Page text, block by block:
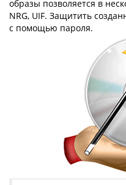
образы позволяется в
NRG, UIF. Защитить
с помощью пароля.